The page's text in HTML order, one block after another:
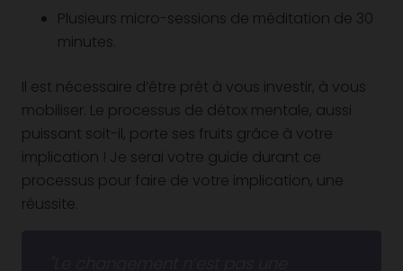
Plusieurs micro-sessions de méditation de 30
minutes.
Il est nécessaire d’être prêt à vous investir, à vous
mobiliser. Le processus de détox mentale, aussi
puissant soit-il, porte ses fruits grâce à votre
implication ! Je serai votre guide durant ce
processus pour faire de votre implication, une
réussite.